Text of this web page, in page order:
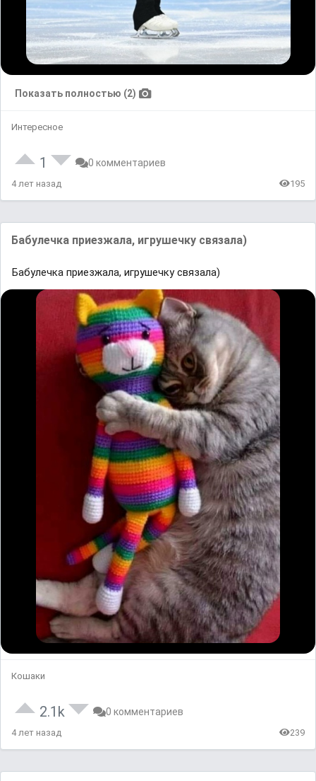
Показать полностью (2)
Интересное
1 0 комментариев
4 лет назад 195
Бабулечка приезжала, игрушечку связала)
Бабулечка приезжала, игрушечку связала)
Кошаки
2.1k 0 комментариев
4 лет назад 239